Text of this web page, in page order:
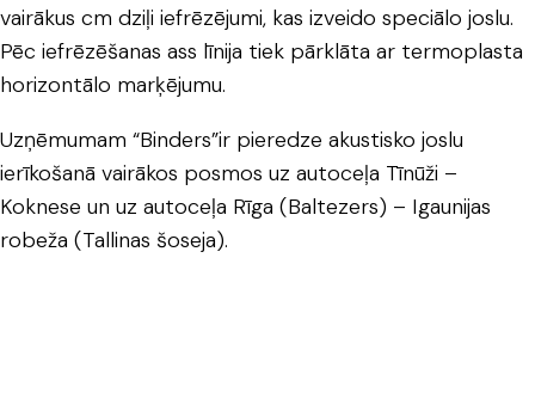
vairākus cm dziļi iefrēzējumi, kas izveido speciālo joslu.
Pēc iefrēzēšanas ass līnija tiek pārklāta ar termoplasta
horizontālo marķējumu.
Uzņēmumam “Binders”ir pieredze akustisko joslu
ierīkošanā vairākos posmos uz autoceļa Tīnūži –
Koknese un uz autoceļa Rīga (Baltezers) – Igaunijas
robeža (Tallinas šoseja).